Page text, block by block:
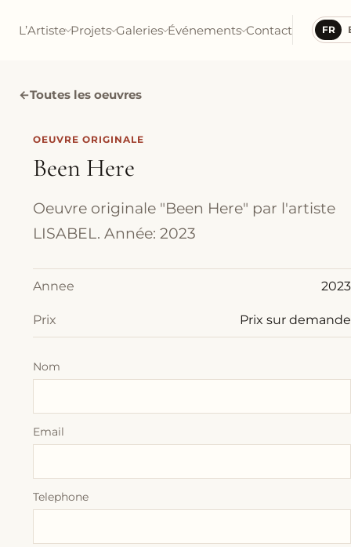
L’Artiste Projets Galeries Événements Contact FR
←Toutes les oeuvres
OEUVRE ORIGINALE
Been Here
Oeuvre originale "Been Here" par l'artiste
LISABEL. Année: 2023
Annee 2023
Prix Prix sur demande
Nom
Email
Telephone